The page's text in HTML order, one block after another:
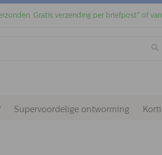
Gratis verzending per briefpost* of
Supervoordelige ontworming